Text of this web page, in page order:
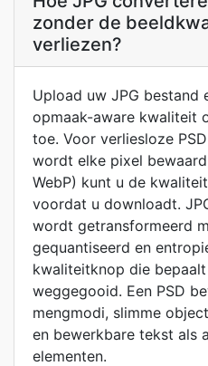
zonder de
verliezen?
Upload uw JPG bestand
opmaak-aware kwaliteit
toe. Voor verliesloze PSD
wordt elke pixel
WebP) kunt u de
voordat u downloadt.
wordt getransformeerd
gequantiseerd en
kwaliteitknop die
weggegooid. Een PSD
mengmodi, slimme
en bewerkbare tekst als
elementen.